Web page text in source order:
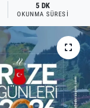
5 DK
OKUNMA SÜRESI